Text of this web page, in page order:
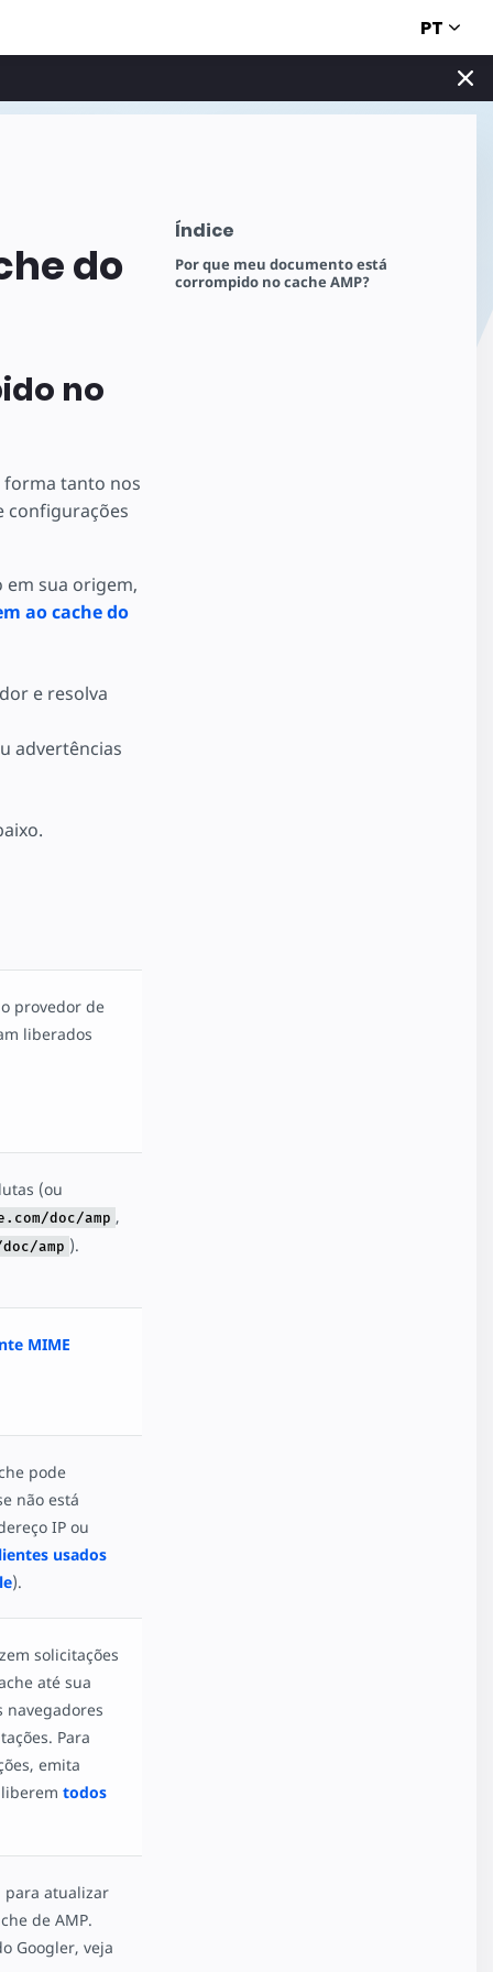
PT
Índice
Por que meu documento está
corrompido no cache AMP?
do
no
forma tanto nos
configurações
sua origem,
ao cache do
e resolva
advertências
provedor de
liberados
(ou
doc/amp ,
amp ).
MIME
pode
não está
IP ou
usados
).
solicitações
até sua
navegadores
Para
emita
todos
para atualizar
de AMP.
Googler, veja